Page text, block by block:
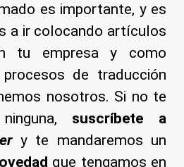
es importante, y es
a ir colocando artículos
tu empresa y como
de traducción
nosotros. Si no te
suscríbete a
y te mandaremos un
que tengamos en